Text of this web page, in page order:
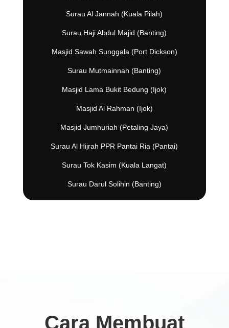
Surau Al Jannah (Kuala Pilah)
Surau Haji Abdul Majid (Banting)
Masjid Sawah Sunggala (Port Dickson)
Surau Mutmainnah (Banting)
Masjid Lama Bukit Bedung (Ijok)
Masjid Al Rahman (Ijok)
Masjid Jumhuriah (Petaling Jaya)
Surau Al Hijrah PPR Pantai Ria (Pantai)
Surau Tok Kasim (Kuala Langat)
Surau Darul Solihin (Banting)
Cara Membuat